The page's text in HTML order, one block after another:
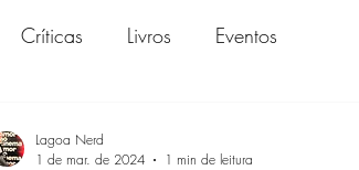
Críticas Livros Eventos
Lagoa Nerd
1 de mar. de 2024
1 min de leitura